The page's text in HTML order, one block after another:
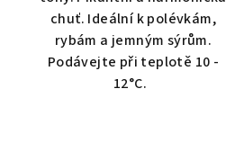
chuť. Ideální k polévkám,
rybám a jemným sýrům.
Podávejte při teplotě 10 -
12°C.